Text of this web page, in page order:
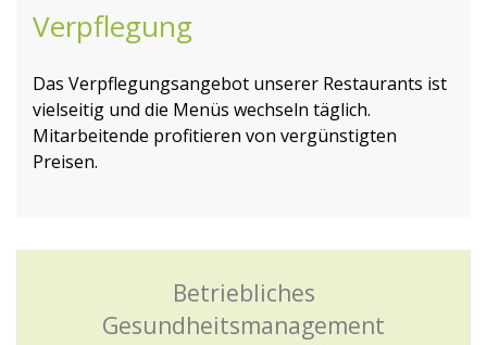
Verpflegung
Das Verpflegungsangebot unserer Restaurants ist
vielseitig und die Menüs wechseln täglich.
Mitarbeitende profitieren von vergünstigten
Preisen.
Betriebliches
Gesundheitsmanagement